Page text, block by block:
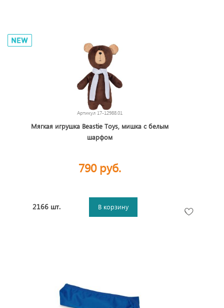
Артикул 17-12988.01
Мягкая игрушка Beastie Toys, мишка с белым
шарфом
790 руб.
2166 шт. В корзину